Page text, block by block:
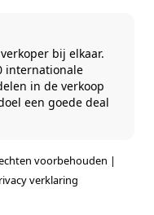
bij elkaar.
internationale
in de verkoop
een goede deal
voorbehouden |
verklaring